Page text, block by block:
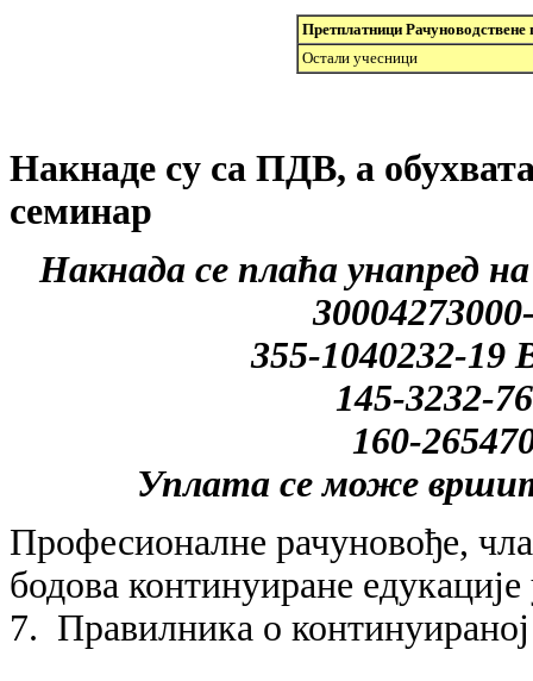
Претплатници Рачуноводствене
Остали учесници
Накнаде су са ПДВ, а
семинар
Накнада се плаћа унапред
355-1040232-19
145-3232-
160-
Уплата се може
Професионалне рачуновође,
бодова континуиране
7. Правилника о